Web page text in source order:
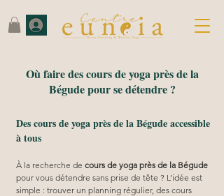
Où faire des cours de yoga près de la
Bégude pour se détendre ?
Des cours de yoga près de la Bégude accessible
à tous
À la recherche de cours de yoga près de la Bégude
pour vous détendre sans prise de tête ? L’idée est
simple : trouver un planning régulier, des cours